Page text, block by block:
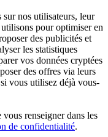
sur nos utilisateurs, leur
pour optimiser en
des publicités et
les statistiques
vos données cryptées
des offres via leurs
vous utilisez déjà vous-
renseigner dans les
de confidentialité.